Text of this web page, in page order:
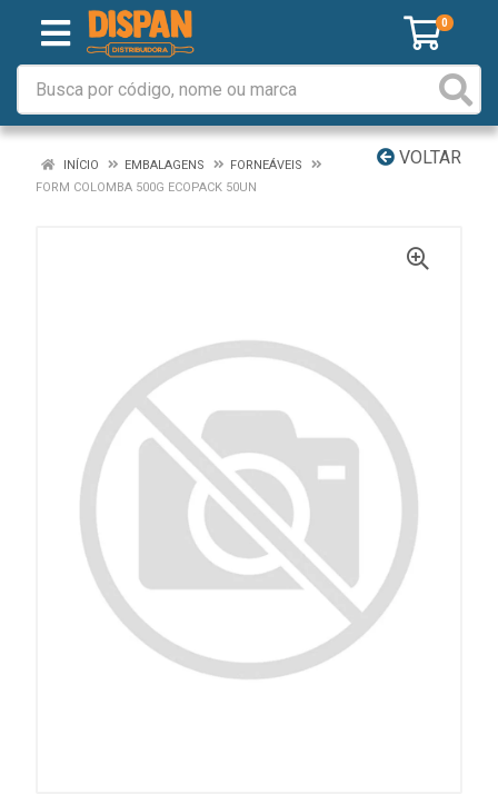
0
VOLTAR
INÍCIO EMBALAGENS
FORNEÁVEIS
FORM COLOMBA 500G ECOPACK 50UN